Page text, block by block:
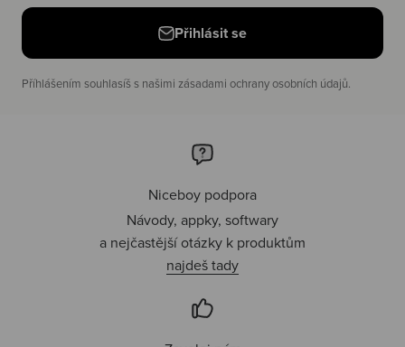
Přihlásit se
Příhlášením souhlasíš s našimi zásadami ochrany osobních údajů.
Niceboy podpora
Návody, appky, softwary
a nejčastější otázky k produktům
najdeš tady